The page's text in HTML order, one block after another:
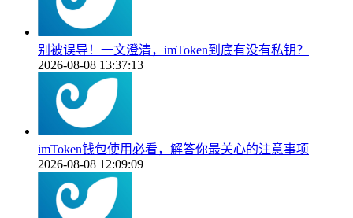
别被误导！一文澄清，imToken到底有没有私钥？
2026-08-08 13:37:13
imToken钱包使用必看，解答你最关心的注意事项
2026-08-08 12:09:09